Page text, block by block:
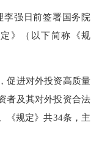
强日前签署国务院
》（以下简称《规
进对外投资高质量
者及其对外投资合法
《规定》共34条，主